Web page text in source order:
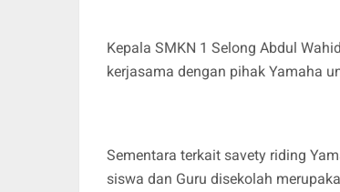
Kepala SMKN 1 Selong Abdul
kerjasama dengan pihak Yamaha
Sementara terkait savety riding
siswa dan Guru disekolah